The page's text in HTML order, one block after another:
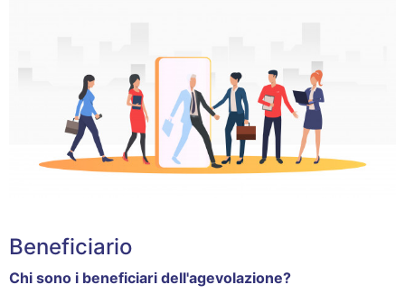
Beneficiario
Chi sono i beneficiari dell'agevolazione?